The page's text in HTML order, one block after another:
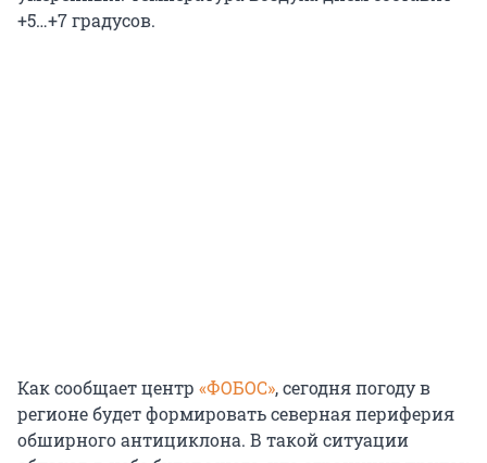
+5…+7 градусов.
Как сообщает центр «ФОБОС», сегодня погоду в
регионе будет формировать северная периферия
обширного антициклона. В такой ситуации